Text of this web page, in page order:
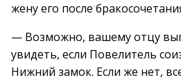
жену его после
— Возможно, вашему отцу
увидеть, если Повелитель
Нижний замок. Если же нет,